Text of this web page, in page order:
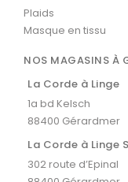
Plaids
Masque en tissu
NOS MAGASINS À
La Corde à Linge
1a bd Kelsch
88400 Gérardmer
La Corde à Linge
302 route d’Epinal